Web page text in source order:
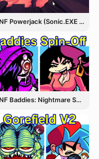
FNF Powerjack (Sonic.EXE Rerun)
FNF Baddies: Nightmare Spin Off